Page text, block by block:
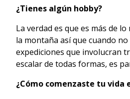
¿Tienes algún hobby?
La verdad es que es más de
la montaña así que cuando
expediciones que involucran
escalar de todas formas, es
¿Cómo comenzaste tu vida